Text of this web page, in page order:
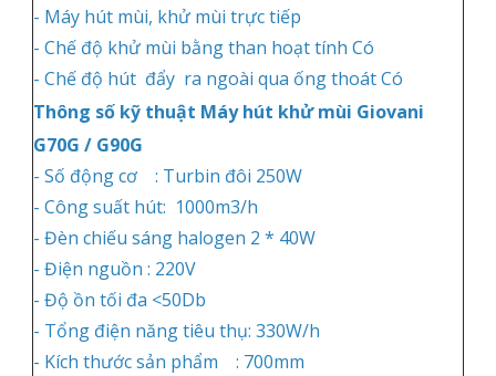
- Máy hút mùi, khử mùi trực tiếp
- Chế độ khử mùi bằng than hoạt tính Có
- Chế độ hút đẩy ra ngoài qua ống thoát Có
Thông số kỹ thuật Máy hút khử mùi Giovani
G70G / G90G
- Số động cơ : Turbin đôi 250W
- Công suất hút: 1000m3/h
- Đèn chiếu sáng halogen 2 * 40W
- Điện nguồn : 220V
- Độ ồn tối đa <50Db
- Tổng điện năng tiêu thụ: 330W/h
- Kích thước sản phẩm : 700mm